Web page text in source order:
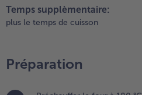
la
Temps supplèmentaire:
plus le temps de cuisson
Préparation